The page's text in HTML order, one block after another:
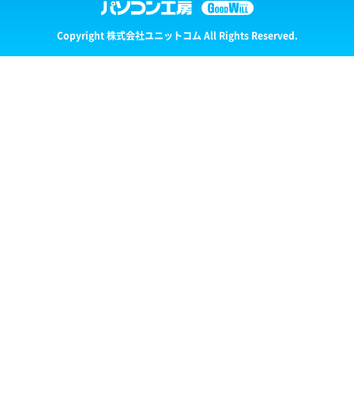
Copyright 株式会社ユニットコム All Rights Reserved.